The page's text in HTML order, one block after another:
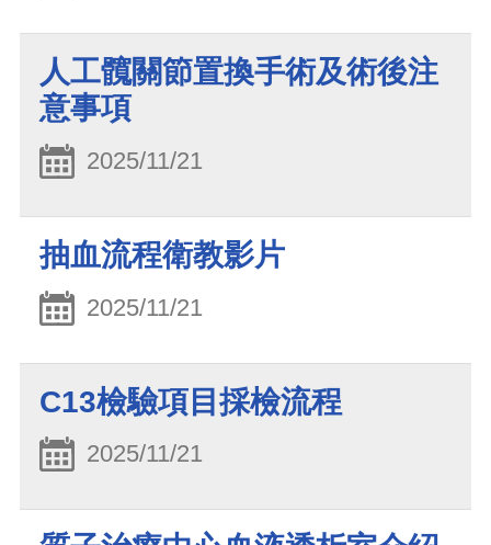
人工髖關節置換手術及術後注
意事項
2025/11/21
抽血流程衛教影片
2025/11/21
C13檢驗項目採檢流程
2025/11/21